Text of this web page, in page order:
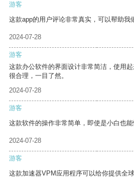
游客
这款app的用户评论非常真实，可以帮助我
2024-07-28
游客
这款办公软件的界面设计非常简洁，使用
很合理，一目了然。
2024-07-28
游客
这款软件的操作非常简单，即使是小白也能
2024-07-28
游客
这款加速器VPM应用程序可以给你提供全